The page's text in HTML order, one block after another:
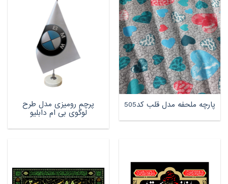
پارچه ملحفه مدل قلب کد505 پرچم رومیزی مدل طرح
لوگوی بی ام دابلیو